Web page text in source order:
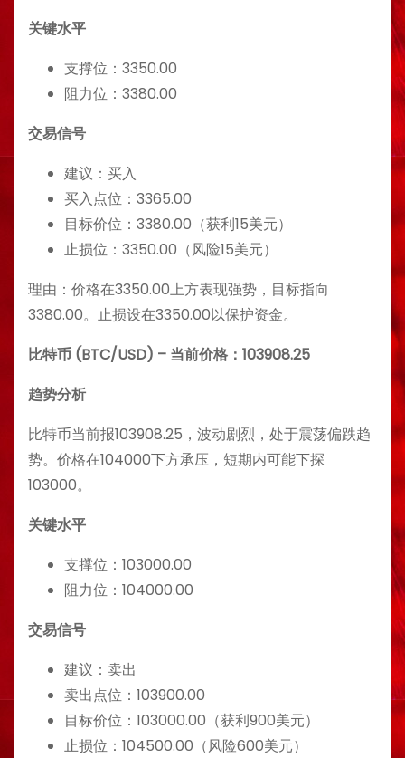
关键水平
支撑位：3350.00
阻力位：3380.00
交易信号
建议：买入
买入点位：3365.00
目标价位：3380.00（获利15美元）
止损位：3350.00（风险15美元）
理由：价格在3350.00上方表现强势，目标指向
3380.00。止损设在3350.00以保护资金。
比特币 (BTC/USD) – 当前价格：103908.25
趋势分析
比特币当前报103908.25，波动剧烈，处于震荡偏跌趋
势。价格在104000下方承压，短期内可能下探
103000。
关键水平
支撑位：103000.00
阻力位：104000.00
交易信号
建议：卖出
卖出点位：103900.00
目标价位：103000.00（获利900美元）
止损位：104500.00（风险600美元）